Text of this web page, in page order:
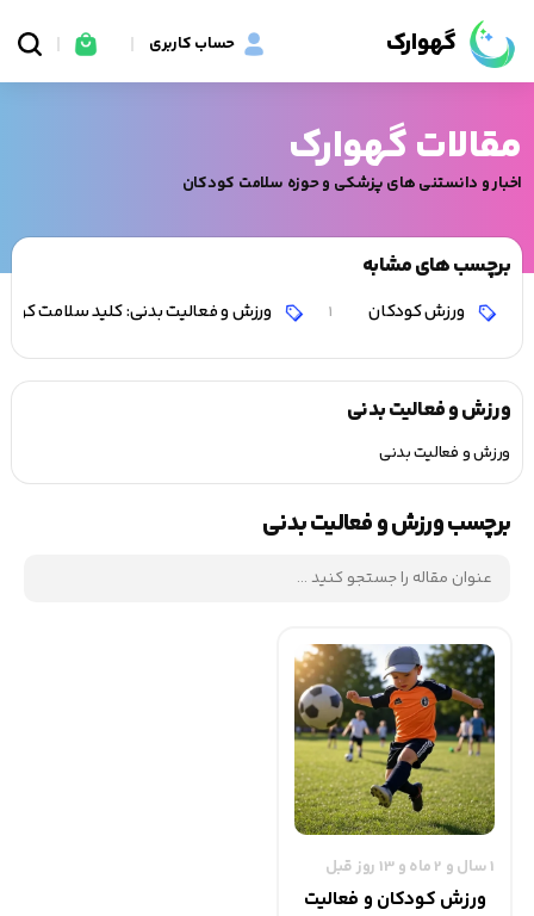
گهوارک حساب کاربری
مقالات گهوارک
اخبار و دانستنی های پزشکی و حوزه سلامت کودکان
برچسب های مشابه
ورزش کودکان 1 ورزش و فعالیت بدنی: کلید سلامت
ورزش و فعالیت بدنی
ورزش و فعالیت بدنی
برچسب ورزش و فعالیت بدنی
1 سال و 2 ماه و 13 روز قبل
ورزش کودکان و فعالیت